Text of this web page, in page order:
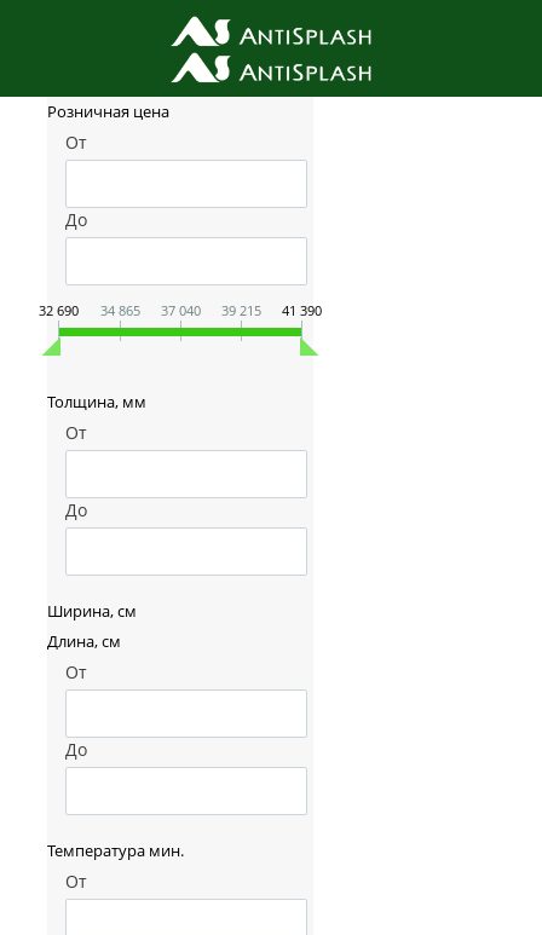
Фильтр товаров
Розничная цена
От
До
32 690 34 865 37 040 39 215 41 390
Толщина, мм
От
До
Ширина, см
Длина, см
От
До
Температура мин.
От